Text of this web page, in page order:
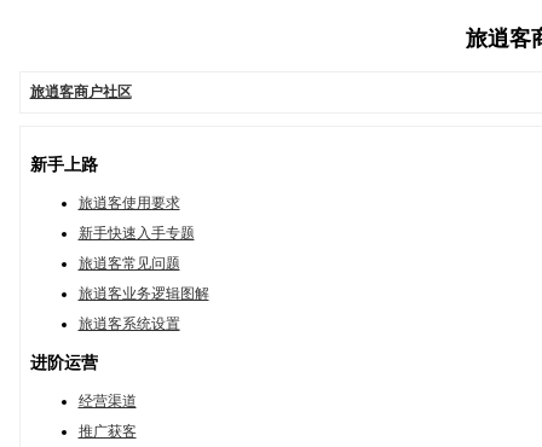
旅逍客
旅逍客商户社区
新手上路
旅逍客使用要求
新手快速入手专题
旅逍客常见问题
旅逍客业务逻辑图解
旅逍客系统设置
进阶运营
经营渠道
推广获客